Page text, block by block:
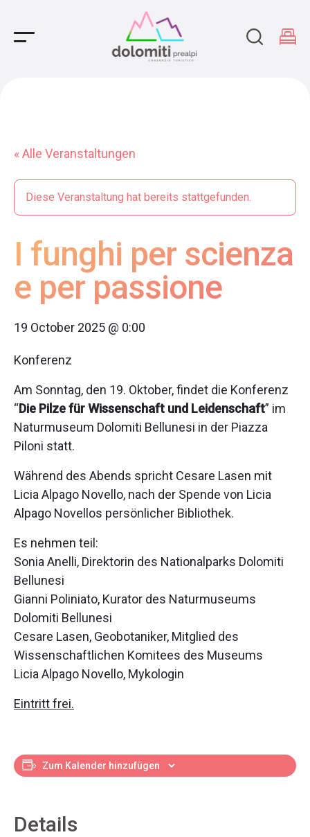
Main Navigation
« Alle Veranstaltungen
Diese Veranstaltung hat bereits stattgefunden.
I funghi per scienza
e per passione
19 October 2025 @ 0:00
Konferenz
Am Sonntag, den 19. Oktober, findet die Konferenz
“Die Pilze für Wissenschaft und Leidenschaft” im
Naturmuseum Dolomiti Bellunesi in der Piazza
Piloni statt.
Während des Abends spricht Cesare Lasen mit
Licia Alpago Novello, nach der Spende von Licia
Alpago Novellos persönlicher Bibliothek.
Es nehmen teil:
Sonia Anelli, Direktorin des Nationalparks Dolomiti
Bellunesi
Gianni Poliniato, Kurator des Naturmuseums
Dolomiti Bellunesi
Cesare Lasen, Geobotaniker, Mitglied des
Wissenschaftlichen Komitees des Museums
Licia Alpago Novello, Mykologin
Eintritt frei.
Zum Kalender hinzufügen
Details